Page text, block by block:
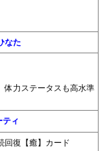
なた
体力ステータスも高水準
ティ
回復【癒】カード